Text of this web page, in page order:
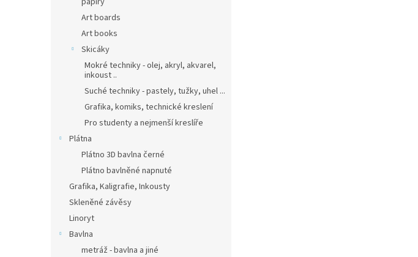
Art boards
Art books
Skicáky
Mokré techniky - olej, akryl, akvarel,
inkoust ..
Suché techniky - pastely, tužky, uhel ...
Grafika, komiks, technické kreslení
Pro studenty a nejmenší kreslíře
Plátna
Plátno 3D bavlna černé
Plátno bavlněné napnuté
Grafika, Kaligrafie, Inkousty
Skleněné závěsy
Linoryt
Bavlna
metráž - bavlna a jiné